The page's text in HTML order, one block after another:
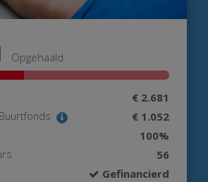
Opgehaald
€ 2.681
€ 1.052
100%
56
Gefinancierd